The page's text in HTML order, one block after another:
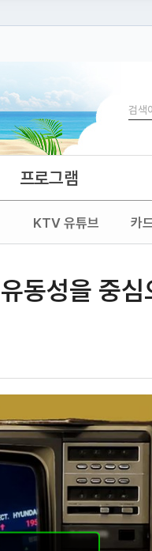
인해 보세요
프로그램
KTV 유튜브 카
동성을 중